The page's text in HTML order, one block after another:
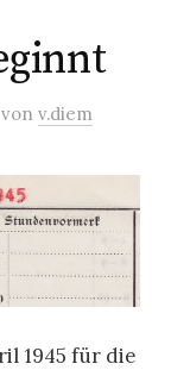
von v.diem
1945 für die